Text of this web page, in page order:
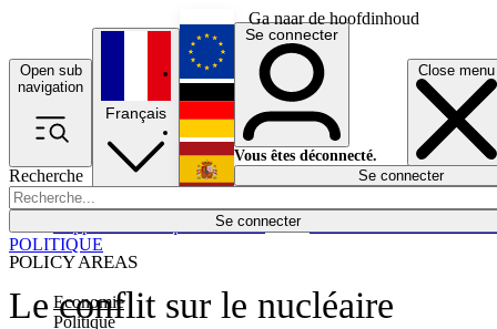
Ga naar de hoofdinhoud
Open sub
navigation
Close menu
Recherche
Se connecter
POLICY AREAS
Economie
Politique
Économie
Français
English
Deutsch
Español
Se connecter
Vous êtes déconnecté.
Se connecter
Le conflit sur le nucléaire
POLITIQUE